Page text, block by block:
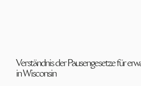
Verständnis der Pausengesetze für
in Wisconsin